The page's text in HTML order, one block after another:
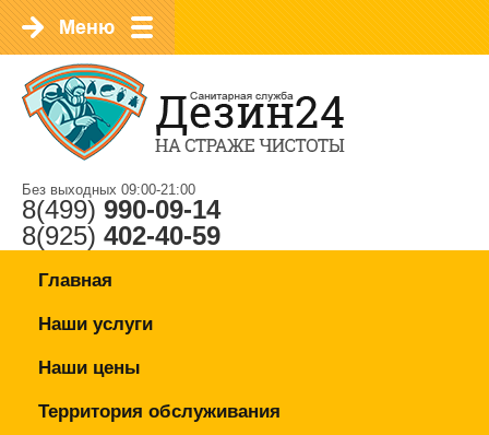
Без выходных 09:00-21:00
8(499) 990-09-14
8(925) 402-40-59
Главная
Наши услуги
Наши цены
Территория обслуживания